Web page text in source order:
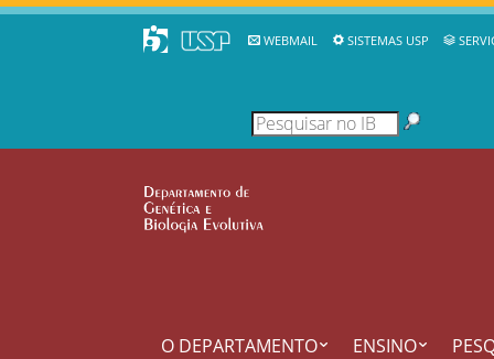
WEBMAIL SISTEMAS USP
O DEPARTAMENTO ENSINO